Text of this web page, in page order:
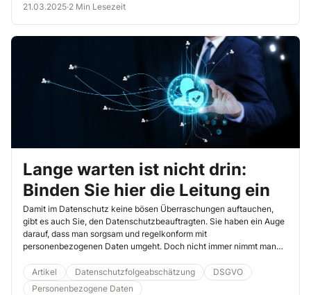
21.03.2025·2 Min Lesezeit
Lange warten ist nicht drin:
Binden Sie hier die Leitung ein
Damit im Datenschutz keine bösen Überraschungen auftauchen,
gibt es auch Sie, den Datenschutzbeauftragten. Sie haben ein Auge
darauf, dass man sorgsam und regelkonform mit
personenbezogenen Daten umgeht. Doch nicht immer nimmt man
die Leitung Ihres Unternehmens in die Sache einbinden.
Artikel Datenschutzfolgeabschätzung
DSGVO
Personenbezogene Daten